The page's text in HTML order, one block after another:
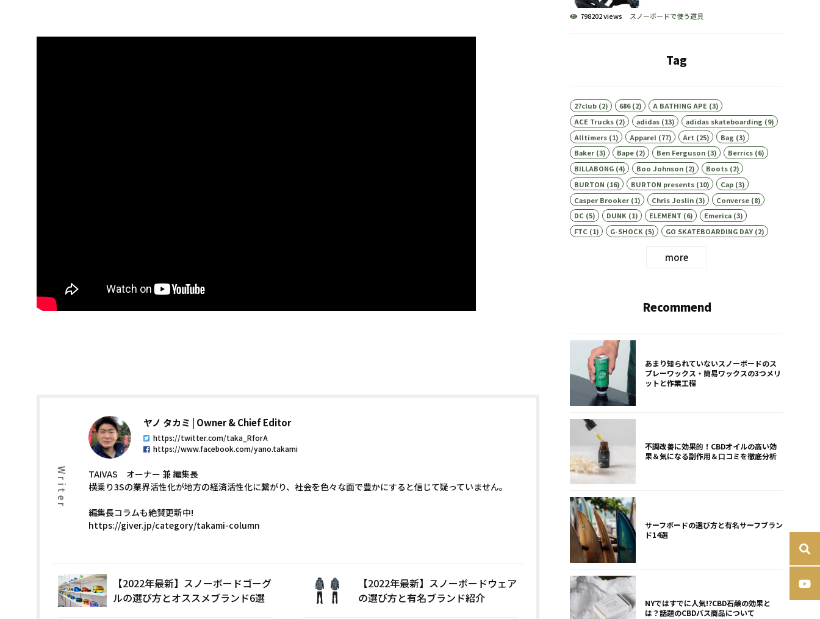
Writer
ヤノ タカミ Owner & Chief Editor
https://twitter.com/taka_RforA
https://www.facebook.com/yano.takami
TAIVAS オーナー 兼 編集長
横乗り3Sの業界活性化が地方の経済活性化に繋がり、社会を色々な面で豊かにすると信じて疑っていません。
編集長コラムも絶賛更新中!
https://giver.jp/category/takami-column
【2022年最新】スノーボードゴーグ
ルの選び方とオススメブランド6選
【2022年最新】スノーボードウェア
の選び方と有名ブランド紹介
798202 views スノーボードで使う道具
Tag
27club(2) 686(2) A BATHING APE(3)
ACE Trucks(2) adidas(13) adidas skateboarding (9)
Alltimers(1) Apparel (77) Art (25) Bag (3)
Baker(3) Bape(2) Ben Ferguson(3) Berrics(6)
BILLABONG(4) Boo Johnson(2) Boots(2)
BURTON (16) BURTON presents(10) Cap(3)
Casper Brooker(1) Chris Joslin(3) Converse(8)
DC (5) DUNK(1) ELEMENT (6) Emerica(3)
FTC (1) G-SHOCK (5) GO SKATEBOARDING DAY(2)
more
Recommend
あまり知られていないスノーボードのス
プレーワックス・簡易ワックスの3つメリ
ットと作業工程
不調改善に効果的！CBDオイルの高い効
果＆気になる副作用＆口コミを徹底分析
サーフボードの選び方と有名サーフブラン
ド14選
NYではすでに人気!?CBD石鹸の効果と
は？話題のCBDバス商品について